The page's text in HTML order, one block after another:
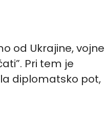
od Ukrajine, vojne
Pri tem je
diplomatsko pot,